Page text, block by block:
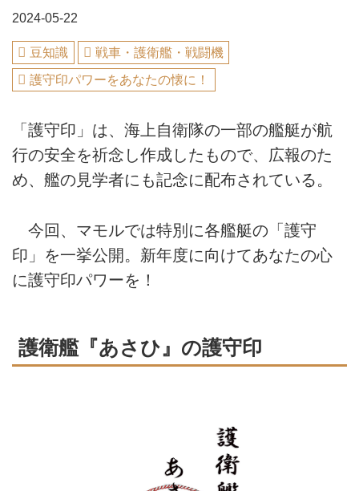
2024-05-22
豆知識
戦車・護衛艦・戦闘機
護守印パワーをあなたの懐に！
「護守印」は、海上自衛隊の一部の艦艇が航
行の安全を祈念し作成したもので、広報のた
め、艦の見学者にも記念に配布されている。
今回、マモルでは特別に各艦艇の「護守
印」を一挙公開。新年度に向けてあなたの心
に護守印パワーを！
護衛艦『あさひ』の護守印